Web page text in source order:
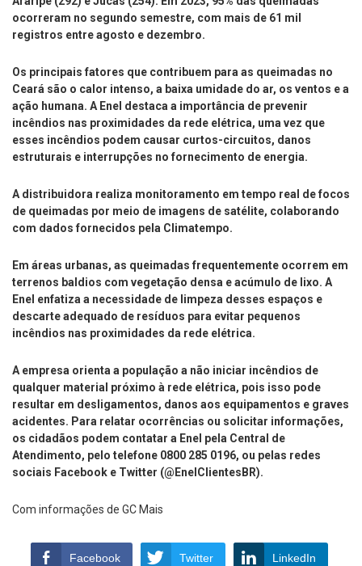
ocorreram no segundo semestre, com mais de 61 mil
registros entre agosto e dezembro.
Os principais fatores que contribuem para as queimadas no
Ceará são o calor intenso, a baixa umidade do ar, os ventos e a
ação humana. A Enel destaca a importância de prevenir
incêndios nas proximidades da rede elétrica, uma vez que
esses incêndios podem causar curtos-circuitos, danos
estruturais e interrupções no fornecimento de energia.
A distribuidora realiza monitoramento em tempo real de focos
de queimadas por meio de imagens de satélite, colaborando
com dados fornecidos pela Climatempo.
Em áreas urbanas, as queimadas frequentemente ocorrem em
terrenos baldios com vegetação densa e acúmulo de lixo. A
Enel enfatiza a necessidade de limpeza desses espaços e
descarte adequado de resíduos para evitar pequenos
incêndios nas proximidades da rede elétrica.
A empresa orienta a população a não iniciar incêndios de
qualquer material próximo à rede elétrica, pois isso pode
resultar em desligamentos, danos aos equipamentos e graves
acidentes. Para relatar ocorrências ou solicitar informações,
os cidadãos podem contatar a Enel pela Central de
Atendimento, pelo telefone 0800 285 0196, ou pelas redes
sociais Facebook e Twitter (@EnelClientesBR).
Com informações de GC Mais
Facebook Twitter LinkedIn